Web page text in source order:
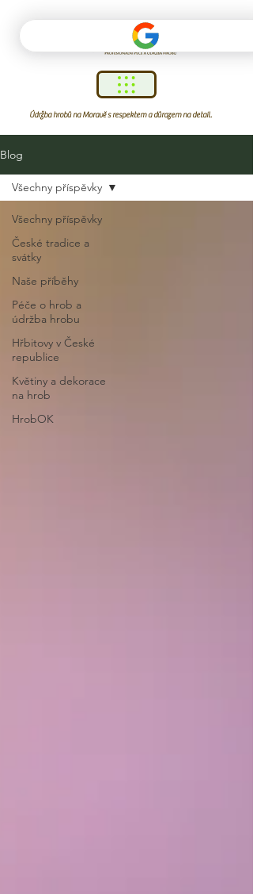
Údržba hrobů na Moravě s respektem a důrazem na detail.
Blog
Všechny příspěvky
České tradice a
svátky
Naše příběhy
Péče o hrob a
údržba hrobu
Hřbitovy v České
republice
Květiny a dekorace
na hrob
HrobOK
Všechny příspěvky